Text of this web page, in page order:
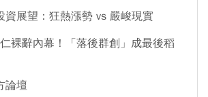
展望：狂熱漲勢 vs 嚴峻現實
裸辭內幕！「落後群創」成最後稻
論壇